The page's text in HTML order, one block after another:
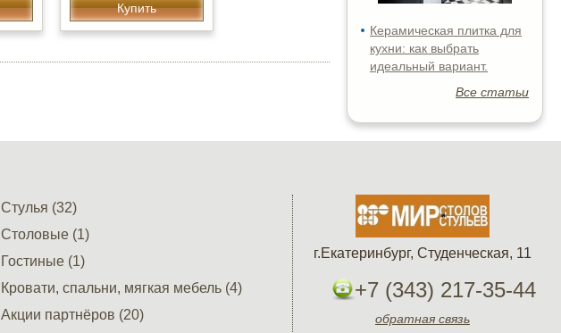
Керамическая плитка для
кухни: как выбрать
идеальный вариант.
Все статьи
Купить
г.Екатеринбург, Студенческая, 11
+7 (343) 217-35-44
обратная связь
Стулья (32)
Столовые (1)
Гостиные (1)
Кровати, спальни, мягкая мебель (4)
Акции партнёров (20)